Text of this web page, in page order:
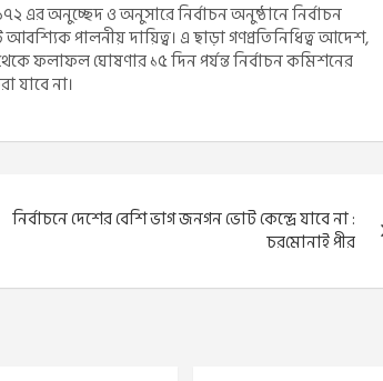
এর অনুচ্ছেদ ও অনুসারে নির্বাচন অনুষ্ঠানে নির্বাচন
আবশ্যিক পালনীয় দায়িত্ব। এ ছাড়া গণপ্রতিনিধিত্ব আদেশ,
ফলাফল ঘোষণার ১৫ দিন পর্যন্ত নির্বাচন কমিশনের
যাবে না।
নির্বাচনে দেশের বেশি ভাগ জনগন ভোট কেন্দ্রে যাবে না :
চর‌মোনাই পীর